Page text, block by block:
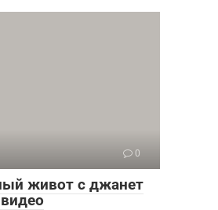
0
живот с джанет